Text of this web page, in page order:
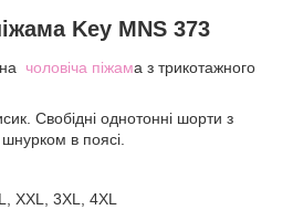
Key MNS 373
чоловіча піжама з трикотажного
Свобідні однотонні шорти з
в поясі.
XXL, 3XL, 4XL